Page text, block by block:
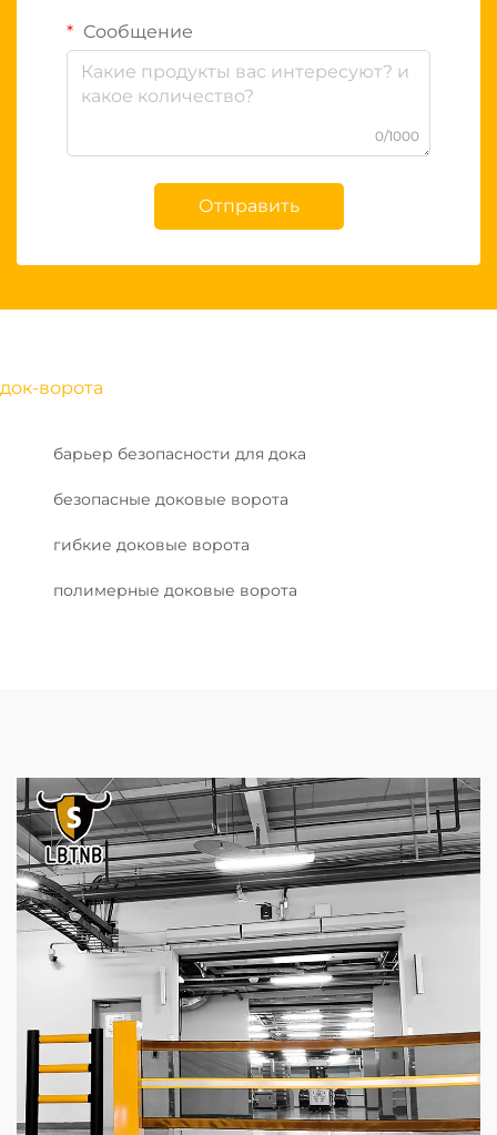
Сообщение
0/1000
Отправить
док-ворота
барьер безопасности для дока
безопасные доковые ворота
гибкие доковые ворота
полимерные доковые ворота